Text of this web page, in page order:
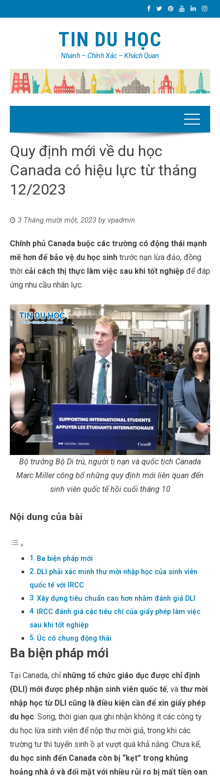
TIN DU HỌC
Nhanh – Chính Xác – Khách Quan
Quy định mới về du học
Canada có hiệu lực từ tháng
12/2023
3 Tháng mười một, 2023 by vpadmin
Chính phủ Canada buộc các trường có động thái mạnh
mẽ hơn để bảo vệ du học sinh trước nạn lừa đảo, đồng
thời cải cách thị thực làm việc sau khi tốt nghiệp để đáp
ứng nhu cầu nhân lực.
Bộ trưởng Bộ Di trú, người tị nạn và quốc tịch Canada
Marc Miller công bố những quy định mới liên quan đến
sinh viên quốc tế hồi cuối tháng 10
Nội dung của bài
Ba biện pháp mới
DLI phải xác minh thư mời nhập học của sinh viên
quốc tế với IRCC
Xây dựng tiêu chuẩn cao hơn nhằm đánh giá DLI
IRCC đánh giá các tiêu chí của giấy phép làm việc
sau khi tốt nghiệp
Úc có chung động thái
Ba biện pháp mới
Tại Canada, chỉ những tổ chức giáo dục được chỉ định
(DLI) mới được phép nhận sinh viên quốc tế, và thư mời
nhập học từ DLI cũng là điều kiện cần để xin giấy phép
du học. Song, thời gian qua ghi nhận không ít các công ty
du học lừa sinh viên để nộp thư mời giả, trong khi các
trường tư thì tuyển sinh ồ ạt vượt quá khả năng. Chưa kể,
du học sinh đến Canada còn bị “kẹt” trong khủng
hoảng nhà ở và đối mặt với nhiều rủi ro bị mất tiền oan.